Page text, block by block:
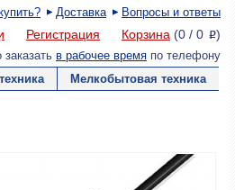
Доставка Вопросы и ответы
Регистрация Корзина (0 / 0 P)
в рабочее время по телефону
Мелкобытовая техника